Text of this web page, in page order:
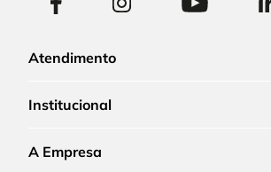
Atendimento
Institucional
A Empresa